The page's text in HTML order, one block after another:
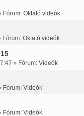
Fórum: Oktató videók
Fórum: Oktató videók
» Fórum: Videók
Fórum: Videók
Fórum: Videók